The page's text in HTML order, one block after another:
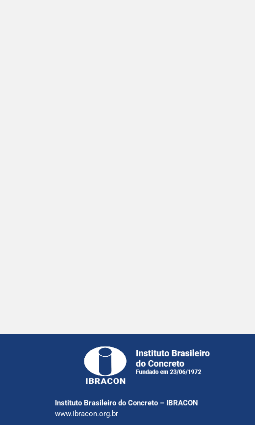
Instituto Brasileiro do Concreto – IBRACON
www.ibracon.org.br